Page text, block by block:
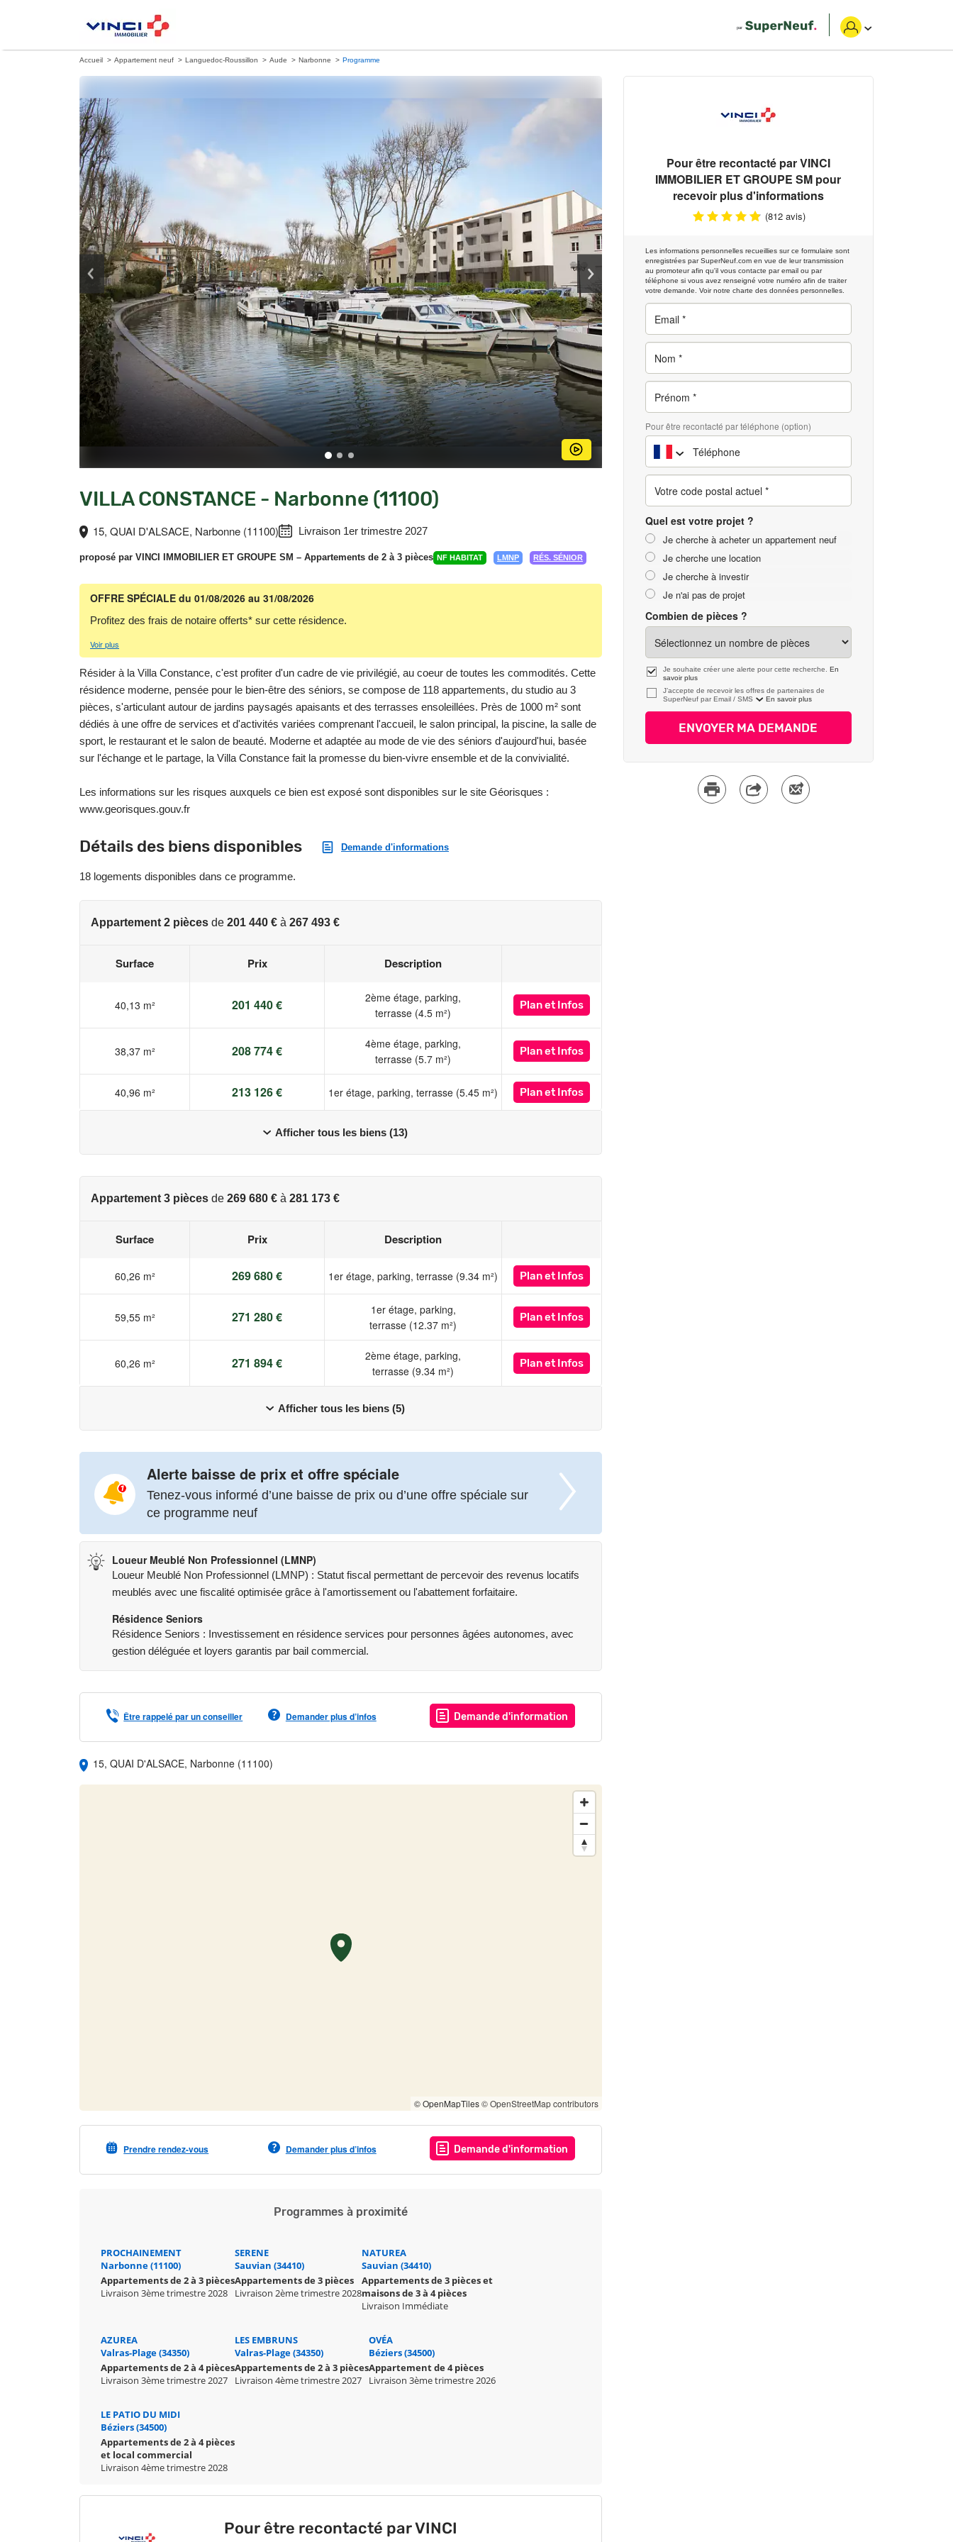
Accueil Appartement neuf Languedoc-Roussillon Aude Narbonne Programme
VILLA CONSTANCE - Narbonne (11100)
15, QUAI D'ALSACE, Narbonne (11100) Livraison 1er trimestre 2027
proposé par VINCI IMMOBILIER ET GROUPE SM – Appartements de 2 à 3 pièces NF HABITAT LMNP RÉS. SÉNIOR
OFFRE SPÉCIALE du 01/08/2026 au 31/08/2026
Profitez des frais de notaire offerts* sur cette résidence.
Voir plus
Résider à la Villa Constance, c'est profiter d'un cadre de vie privilégié, au coeur de toutes les commodités. Cette
résidence moderne, pensée pour le bien-être des séniors, se compose de 118 appartements, du studio au 3
pièces, s'articulant autour de jardins paysagés apaisants et des terrasses ensoleillées. Près de 1000 m² sont
dédiés à une offre de services et d'activités variées comprenant l'accueil, le salon principal, la piscine, la salle de
sport, le restaurant et le salon de beauté. Moderne et adaptée au mode de vie des séniors d'aujourd'hui, basée
sur l'échange et le partage, la Villa Constance fait la promesse du bien-vivre ensemble et de la convivialité.
Les informations sur les risques auxquels ce bien est exposé sont disponibles sur le site Géorisques :
www.georisques.gouv.fr
Détails des biens disponibles Demande d'informations
18 logements disponibles dans ce programme.
Appartement 2 pièces de 201 440 € à 267 493 €
Surface Prix Description
40,13 m² 201 440 €
2ème étage, parking,
terrasse (4.5 m²)
Planet Infos
38,37 m² 208 774 €
4ème étage, parking,
terrasse (5.7 m²)
Planet Infos
40,96 m² 213 126 € 1er étage, parking, terrasse (5.45 m²) Planet Infos
Afficher tous les biens (13)
Appartement 3 pièces de 269 680 € à 281 173 €
Surface Prix Description
60,26 m² 269 680 € 1er étage, parking, terrasse (9.34 m²) Planet Infos
59,55 m² 271 280 €
1er étage, parking,
terrasse (12.37 m²)
Planet Infos
60,26 m² 271 894 €
2ème étage, parking,
terrasse (9.34 m²)
Planet Infos
Afficher tous les biens (5)
Alerte baisse de prix et offre spéciale
Tenez-vous informé d’une baisse de prix ou d’une offre spéciale sur
ce programme neuf
Loueur Meublé Non Professionnel (LMNP)
Loueur Meublé Non Professionnel (LMNP) : Statut fiscal permettant de percevoir des revenus locatifs
meublés avec une fiscalité optimisée grâce à l'amortissement ou l'abattement forfaitaire.
Résidence Seniors
Résidence Seniors : Investissement en résidence services pour personnes âgées autonomes, avec
gestion déléguée et loyers garantis par bail commercial.
Être rappelé par un conseiller Demander plus d’infos Demande d'information
15, QUAI D'ALSACE, Narbonne (11100)
© OpenMapTiles© OpenStreetMap contributors
Prendre rendez-vous Demander plus d’infos Demande d'information
Programmes à proximité
PROCHAINEMENT
Narbonne (11100)
Appartements de 2 à 3 pièces
Livraison 3ème trimestre 2028
SERENE
Sauvian (34410)
Appartements de 3 pièces
Livraison 2ème trimestre 2028
NATUREA
Sauvian (34410)
Appartements de 3 pièces et
maisons de 3 à 4 pièces
Livraison Immédiate
AZUREA
Valras-Plage (34350)
Appartements de 2 à 4 pièces
Livraison 3ème trimestre 2027
LES EMBRUNS
Valras-Plage (34350)
Appartements de 2 à 3 pièces
Livraison 4ème trimestre 2027
OVÉA
Béziers (34500)
Appartement de 4 pièces
Livraison 3ème trimestre 2026
LE PATIO DU MIDI
Béziers (34500)
Appartements de 2 à 4 pièces
et local commercial
Livraison 4ème trimestre 2028
Pour être recontacté par VINCI
Pour être recontacté parVINCI
IMMOBILIER ET GROUPE SM pour
recevoir plus d'informations
(812 avis)
Les informations personnelles recueillies sur ce formulaire sont
enregistrées par SuperNeuf.com en vue de leur transmission
au promoteur afin qu'il vous contacte par email ou par
téléphone si vous avez renseigné votre numéro afin de traiter
votre demande. Voir notre charte des données personnelles.
Pour être recontacté par téléphone (option)
Quel est votre projet ?
Je cherche à acheter un appartement neuf
Je cherche une location
Je cherche à investir
Je n'ai pas de projet
Combien de pièces ?
Je souhaite créer une alerte pour cette recherche. En
savoir plus
J’accepte de recevoir les offres de partenaires de
SuperNeuf par
En savoir plus
ENVOYER MA DEMANDE